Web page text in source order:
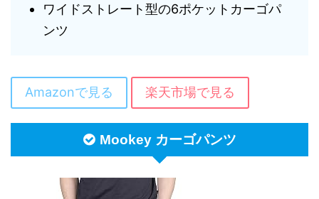
ワイドストレート型の6ポケットカーゴパ
ンツ
Amazonで見る 楽天市場で見る
Mookey カーゴパンツ